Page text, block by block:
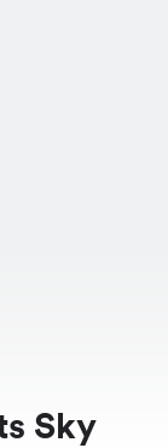
Sky